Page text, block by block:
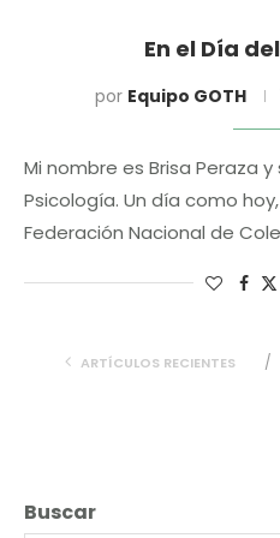
En el Día
por Equipo GOTH
Mi nombre es Brisa Peraza
Psicología. Un día como
Federación Nacional de
ARTÍCULOS RECIENTES
Buscar